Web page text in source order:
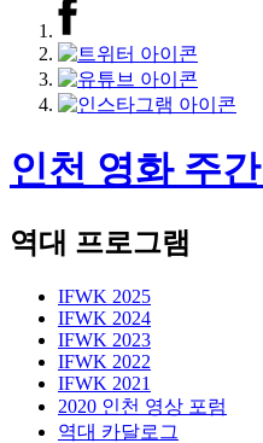
인천 영화 주간
역대 프로그램
IFWK 2025
IFWK 2024
IFWK 2023
IFWK 2022
IFWK 2021
2020 인천 영상 포럼
역대 카달로그